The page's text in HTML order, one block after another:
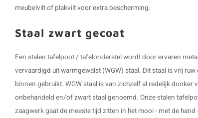
meubelvilt of plakvilt voor extra bescherming.
Staal zwart gecoat
Een stalen tafelpoot / tafelonderstel wordt door ervaren
vervaardigd uit warmgewalst (WGW) staal. Dit staal is vrij
binnen gebruikt. WGW staal is van zichzelf al redelijk
onbehandeld en/of zwart staal genoemd. Onze stalen
zaagwerk gaat de meeste tijd zitten in het mooi - met de